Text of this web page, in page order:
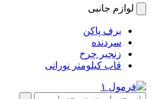
لوازم جانبی
برف پاکن
سردنده
زنجیر چرخ
قاب کیلومتر نورانی